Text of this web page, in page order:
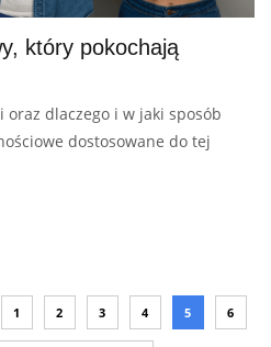
który pokochają
dlaczego i w jaki sposób
dostosowane do tej
1 2 3 4 5 6